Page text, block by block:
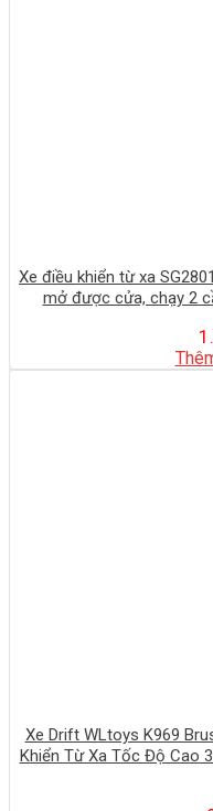
Xe điều khiển từ xa
mở được cửa, chạy 2
Xe Drift WLtoys K969
Khiển Từ Xa Tốc Độ Cao